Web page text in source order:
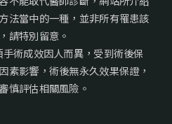
法當中的一種，並非所有罹患該
請特別留意。
術成效因人而異，受到術後保
素影響，術後無永久效果保證，
慎評估相關風險。